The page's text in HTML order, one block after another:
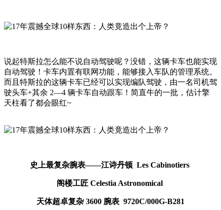
说起特斯拉怎么能不说自动驾驶呢？没错，这辆卡车也能实现
自动驾驶！卡车内置有联网功能，能够接入车队的管理系统。
而且特斯拉的这辆卡车已经可以实现编队驾驶，由一名司机驾
驶头车+其余 2—4 辆卡车自动跟车！简直牛的一批，估计擎
天柱看了都会眼红~
史上最复杂腕表——江诗丹顿 Les Cabinotiers
阁楼工匠 Celestia Astronomical
天体超卓复杂 3600 腕表 9720C/000G-B281